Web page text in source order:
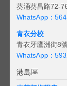
葵涌葵昌路72-
WhatsApp：
青衣分校
青衣牙鷹洲街8
WhatsApp：
港島區